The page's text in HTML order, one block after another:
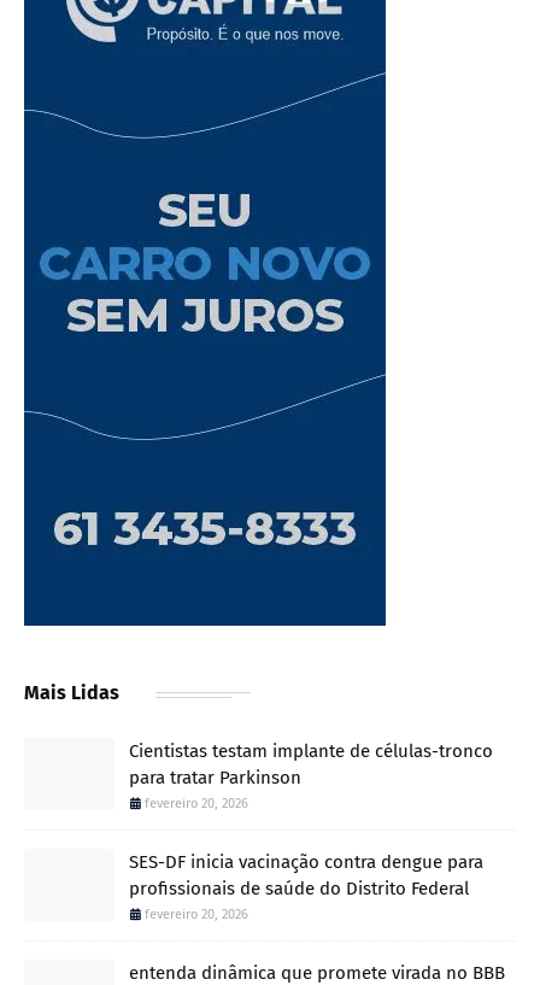
Mais Lidas
Cientistas testam implante de células-tronco
para tratar Parkinson
fevereiro 20, 2026
SES-DF inicia vacinação contra dengue para
profissionais de saúde do Distrito Federal
fevereiro 20, 2026
entenda dinâmica que promete virada no BBB